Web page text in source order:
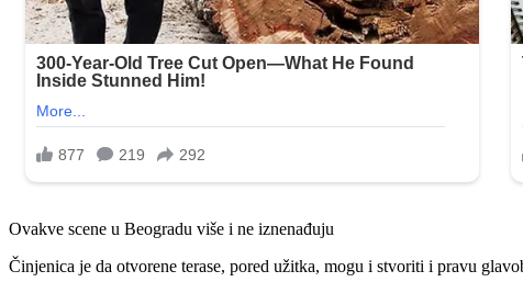
Ovakve scene u Beogradu više i ne iznenađuju
Činjenica je da otvorene terase, pored užitka, mogu i stvoriti i pravu